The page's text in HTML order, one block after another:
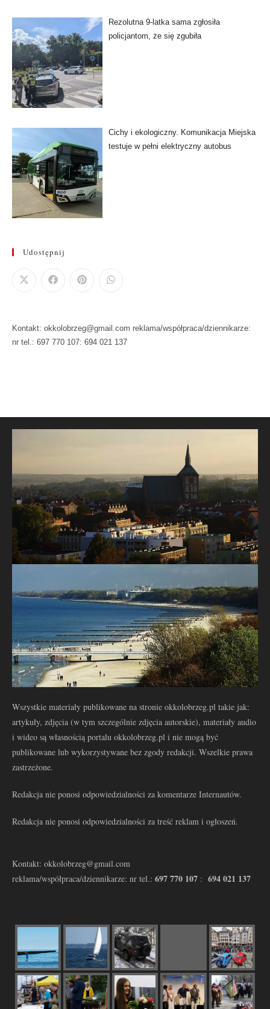
Rezolutna 9-latka sama zgłosiła
policjantom, że się zgubiła
Cichy i ekologiczny. Komunikacja Miejska
testuje w pełni elektryczny autobus
Udostępnij
Kontakt: okkolobrzeg@gmail.com reklama/współpraca/dziennikarze:
nr tel.: 697 770 107: 694 021 137
Wszystkie materiały publikowane na stronie okkolobrzeg.pl takie jak:
artykuły, zdjęcia (w tym szczególnie zdjęcia autorskie), materiały audio
i wideo są własnością portalu okkolobrzeg.pl i nie mogą być
publikowane lub wykorzystywane bez zgody redakcji. Wszelkie prawa
zastrzeżone.
Redakcja nie ponosi odpowiedzialności za komentarze Internautów.
Redakcja nie ponosi odpowiedzialności za treść reklam i ogłoszeń.
Kontakt: okkolobrzeg@gmail.com
reklama/współpraca/dziennikarze: nr tel.: 697 770 107 : 694 021 137